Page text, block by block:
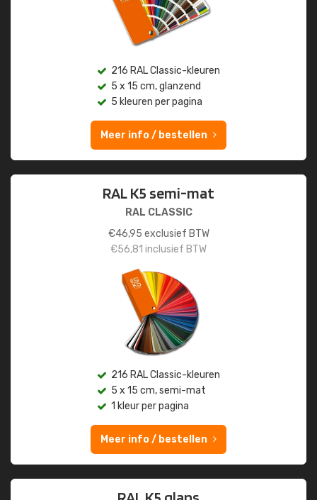
216 RAL Classic-kleuren
5 x 15 cm, glanzend
5 kleuren per pagina
Meer info / bestellen
RAL K5 semi-mat
RAL CLASSIC
€46,95 exclusief BTW
€56,81 inclusief BTW
216 RAL Classic-kleuren
5 x 15 cm, semi-mat
1 kleur per pagina
Meer info / bestellen